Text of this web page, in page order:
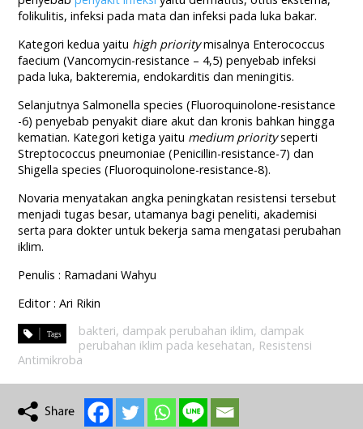
folikulitis, infeksi pada mata dan infeksi pada luka bakar.
Kategori kedua yaitu high prioritymisalnya Enterococcus
faecium (Vancomycin-resistance – 4,5) penyebab infeksi
pada luka, bakteremia, endokarditis dan meningitis.
Selanjutnya Salmonella species (Fluoroquinolone-resistance
-6) penyebab penyakit diare akut dan kronis bahkan hingga
kematian. Kategori ketiga yaitu medium priorityseperti
Streptococcus pneumoniae (Penicillin-resistance-7) dan
Shigella species (Fluoroquinolone-resistance-8).
Novaria menyatakan angka peningkatan resistensi tersebut
menjadi tugas besar, utamanya bagi peneliti, akademisi
serta para dokter untuk bekerja sama mengatasi perubahan
iklim.
Penulis : Ramadani Wahyu
Editor : Ari Rikin
bakteri, dampak perubahan iklim, dampak
perubahan iklim pada kesehatan, Resistensi
Antimikroba